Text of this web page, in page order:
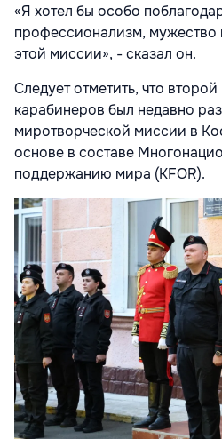
«Я хотел бы особо
профессионализм, мужество
этой миссии», - сказал он.
Следует отметить, что второй
карабинеров был недавно
миротворческой миссии в
основе в составе
поддержанию мира (KFOR).